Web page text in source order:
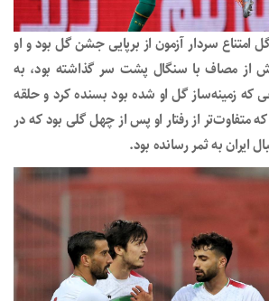
امتناع سردار آزمون از برپایی جشن گل بود و او
از مصاف با سنگال پشت سر گذاشته بود، به
زمینه‌ساز گل او شده بود بسنده کرد و حلقه
از رفتار او پس از چهل گلی بود که در
ایران به ثمر رسانده بود.